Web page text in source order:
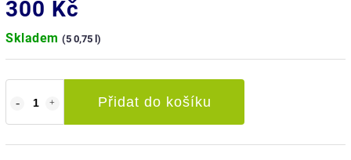
300 Kč
Skladem (5 0,75 l)
Přidat do košíku